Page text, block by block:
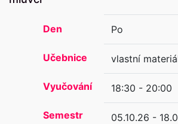
Den
Učebnice
Vyučování
Semestr
Po
vlastní
18:30 - 20:00
05.10.26 -